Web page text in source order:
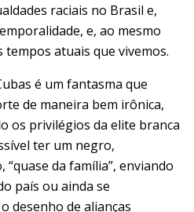
raciais no Brasil e,
e, ao mesmo
tempos atuais que vivemos.
é um fantasma que
de maneira bem irônica,
os privilégios da elite branca
ter um negro,
da família”, enviando
país ou ainda se
desenho de alianças